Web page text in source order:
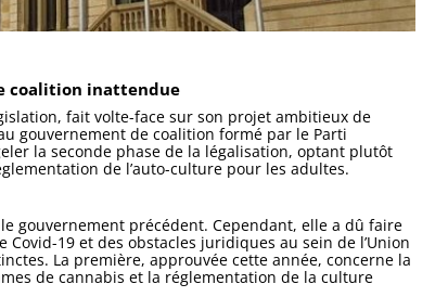
coalition inattendue
fait volte-face sur son projet ambitieux de
gouvernement de coalition formé par le Parti
la seconde phase de la légalisation, optant plutôt
de l’auto-culture pour les adultes.
gouvernement précédent. Cependant, elle a dû faire
19 et des obstacles juridiques au sein de l’Union
La première, approuvée cette année, concerne la
de cannabis et la réglementation de la culture